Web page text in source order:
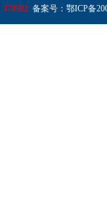
378982 备案号：鄂ICP备